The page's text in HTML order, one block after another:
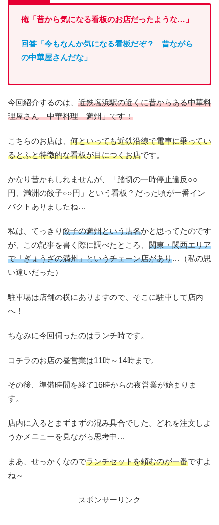
俺「昔から気になる看板のお店だったような…」
回答「今もなんか気になる看板だぞ？ 昔ながら
の中華屋さんだな 」
今回紹介するのは、 近鉄塩浜駅の近くに昔からある中華料
理屋さん「中華料理 満州」です！
こちらのお店は、 何といっても近鉄沿線で電車に乗ってい
るとふと特徴的な看板が目につくお店です。
かなり昔かもしれませんが、「踏切の一時停止違反○○
円、満洲の餃子○○円」という看板？だった頃が一番イン
パクトありましたね…
私は、てっきり 餃子の満州という店名かと思ってたのです
が、この記事を書く際に調べたところ、 関東・関西エリア
で「ぎょうざの満州」というチェーン店があり…（私の思
い違いだった）
駐車場は店舗の横にありますので、そこに駐車して店内
へ！
ちなみに今回伺ったのはランチ時です。
コチラのお店の昼営業は11時～14時まで。
その後、準備時間を経て16時からの夜営業が始まりま
す。
店内に入るとまずまずの混み具合でした。どれを注文しよ
うかメニューを見ながら思考中…
まあ、せっかくなのでランチセットを頼むのが一番ですよ
ね～
スポンサーリンク